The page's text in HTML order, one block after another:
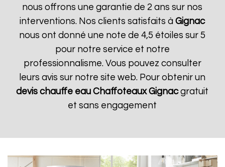
nous offrons une garantie de 2 ans sur nos
interventions. Nos clients satisfaits àGignac
nous ont donné une note de 4,5 étoiles sur 5
pour notre service et notre
professionnalisme. Vous pouvez consulter
leurs avis sur notre site web. Pour obtenir un
devis chauffe eau Chaffoteaux Gignacgratuit
et sans engagement